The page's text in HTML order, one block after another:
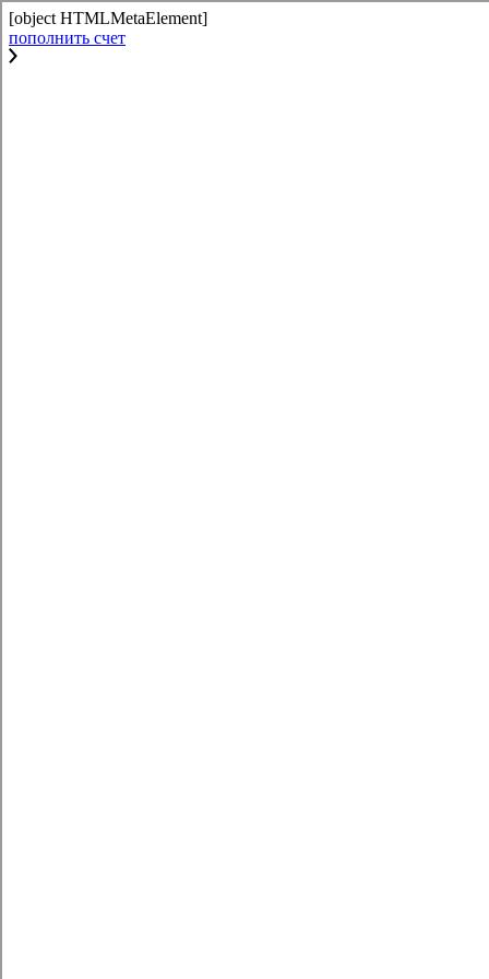
[object HTMLMetaElement]
пополнить счет